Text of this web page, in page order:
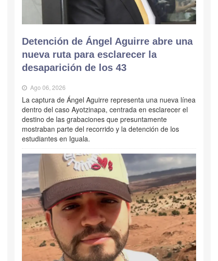
Detención de Ángel Aguirre abre una
nueva ruta para esclarecer la
desaparición de los 43
Ago 06, 2026
La captura de Ángel Aguirre representa una nueva línea
dentro del caso Ayotzinapa, centrada en esclarecer el
destino de las grabaciones que presuntamente
mostraban parte del recorrido y la detención de los
estudiantes en Iguala.